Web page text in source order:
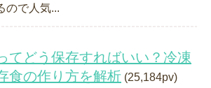
ので人気...
てどう保存すればいい？冷凍
食の作り方を解析 (25,184pv)